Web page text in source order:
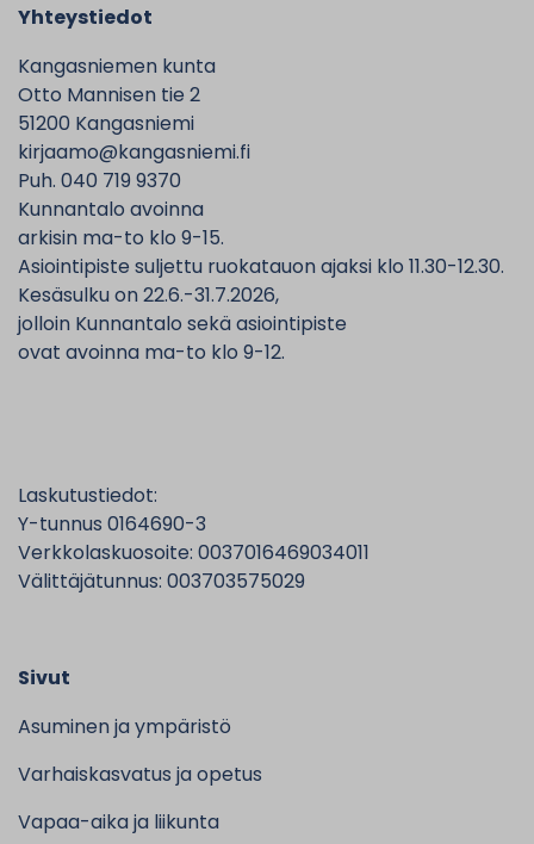
Yhteystiedot
Kangasniemen kunta
Otto Mannisen tie 2
51200 Kangasniemi
kirjaamo@kangasniemi.fi
Puh. 040 719 9370
Kunnantalo avoinna
arkisin ma-to klo 9-15.
Asiointipiste suljettu ruokatauon ajaksi klo 11.30-12.30.
Kesäsulku on 22.6.-31.7.2026,
jolloin Kunnantalo sekä asiointipiste
ovat avoinna ma-to klo 9-12.
Laskutustiedot:
Y-tunnus 0164690-3
Verkkolaskuosoite: 0037016469034011
Välittäjätunnus: 003703575029
Sivut
Asuminen ja ympäristö
Varhaiskasvatus ja opetus
Vapaa-aika ja liikunta